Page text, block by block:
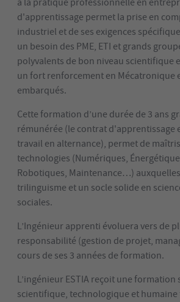
à la pratique professionnelle en
d'apprentissage permet la prise en
industriel et de ses exigences
un besoin des PME, ETI et grands
polyvalents de bon niveau scientifique
un fort renforcement en Mécatronique
embarqués.
Cette formation d’une durée de 3 ans
rémunérée (le contrat d'apprentissage
travail en alternance), permet de
technologies (Numériques,
Robotiques, Maintenance…)
trilinguisme et un socle solide en
sociales.
L’Ingénieur apprenti évoluera vers de
responsabilité (gestion de projet,
cours de ses 3 années de formation.
L’ingénieur ESTIA reçoit une formation
scientifique, technologique et humaine